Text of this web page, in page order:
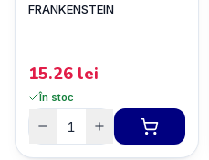
FRANKENSTEIN
15.26 lei
În stoc